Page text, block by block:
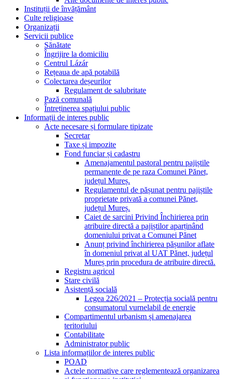
Instituții de învățământ
Culte religioase
Organizații
Servicii publice
Sănătate
Îngrijire la domiciliu
Centrul Lázár
Rețeaua de apă potabilă
Colectarea deșeurilor
Regulament de salubritate
Pază comunală
Întreținerea spațiului public
Informații de interes public
Acte necesare și formulare tipizate
Secretar
Taxe și impozite
Fond funciar și cadastru
Amenajamentul pastoral pentru pajiștile
permanente de pe raza Comunei Pănet,
județul Mureș.
Regulamentul de pășunat pentru pajiștile
proprietate privată a comunei Pănet,
județul Mureș.
Caiet de sarcini Privind Închirierea prin
atribuire directă a pajiștilor aparținând
domeniului privat a Comunei Pănet
Anunț privind închirierea pășunilor aflate
în domeniul privat al UAT Pănet, județul
Mureș prin procedura de atribuire directă.
Registru agricol
Stare civilă
Asistență socială
Legea 226/2021 – Protecția socială pentru
consumatorul vurnelabil de energie
Compartimentul urbanism și amenajarea
teritoriului
Contabilitate
Administrator public
Lista informațiilor de interes public
POAD
Actele normative care reglementează organizarea